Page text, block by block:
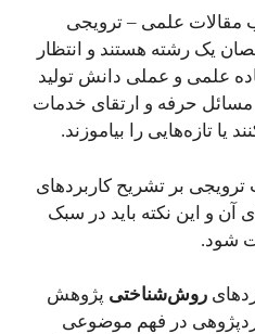
علمی – ترویجی
یک رشته هستند و انتظار
علمی و عملی دانش تولید
حرفه و ارتقای خدمات
یا تازه‌هایی را بیاموزند.
ترویجی بر تشریح کاربردهای
و این نکته باید در سبک
شود.
روش‌شناختی پژوهش
در فهم موضوعی